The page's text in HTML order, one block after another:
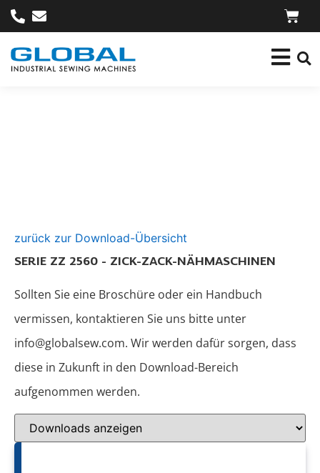
zurück zur Download-Übersicht
SERIE ZZ 2560 - ZICK-ZACK-NÄHMASCHINEN
Sollten Sie eine Broschüre oder ein Handbuch
vermissen, kontaktieren Sie uns bitte unter
info@globalsew.com. Wir werden dafür sorgen, dass
diese in Zukunft in den Download-Bereich
aufgenommen werden.